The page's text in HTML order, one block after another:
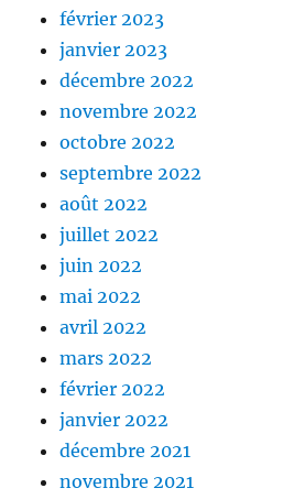
février 2023
janvier 2023
décembre 2022
novembre 2022
octobre 2022
septembre 2022
août 2022
juillet 2022
juin 2022
mai 2022
avril 2022
mars 2022
février 2022
janvier 2022
décembre 2021
novembre 2021